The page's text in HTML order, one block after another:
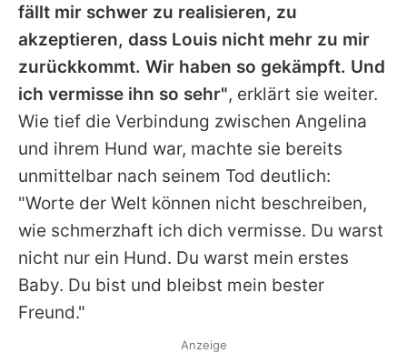
fällt mir schwer zu realisieren, zu
akzeptieren, dass Louis nicht mehr zu mir
zurückkommt. Wir haben so gekämpft. Und
ich vermisse ihn so sehr", erklärt sie weiter.
Wie tief die Verbindung zwischen Angelina
und ihrem Hund war, machte sie bereits
unmittelbar nach seinem Tod deutlich:
"Worte der Welt können nicht beschreiben,
wie schmerzhaft ich dich vermisse. Du warst
nicht nur ein Hund. Du warst mein erstes
Baby. Du bist und bleibst mein bester
Freund."
Anzeige